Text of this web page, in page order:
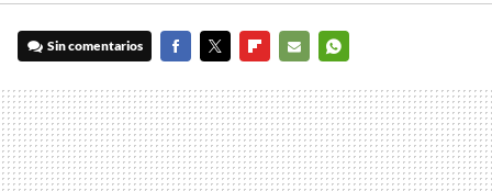
Sin comentarios
MAIL